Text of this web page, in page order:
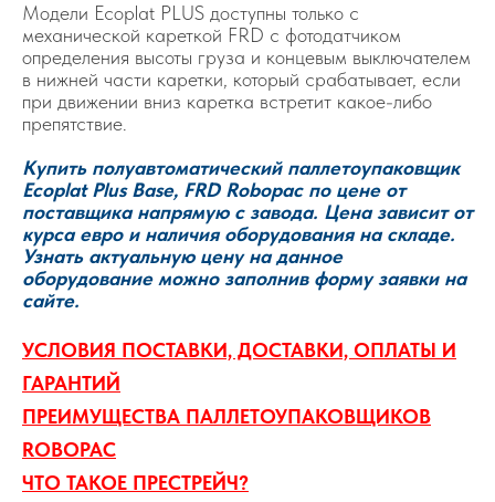
Модели Ecoplat PLUS доступны только с
механической кареткой FRD с фотодатчиком
определения высоты груза и концевым выключателем
в нижней части каретки, который срабатывает, если
при движении вниз каретка встретит какое-либо
препятствие.
Купить полуавтоматический паллетоупаковщик
Ecoplat Plus Base, FRD Robopac по цене от
поставщика напрямую с завода. Цена зависит от
курса евро и наличия оборудования на складе.
Узнать актуальную цену на данное
оборудование можно заполнив форму заявки на
сайте.
УСЛОВИЯ ПОСТАВКИ, ДОСТАВКИ, ОПЛАТЫ И
ГАРАНТИЙ
ПРЕИМУЩЕСТВА ПАЛЛЕТОУПАКОВЩИКОВ
ROBOPAC
ЧТО ТАКОЕ ПРЕСТРЕЙЧ?